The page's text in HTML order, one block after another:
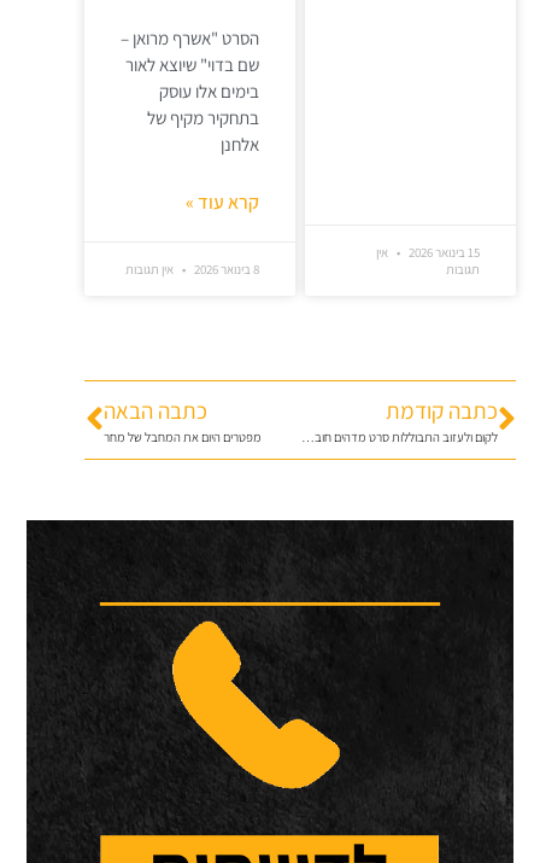
15 בינואר 2026
אין
תגובות
הסרט "אשרף מרואן –
שם בדוי" שיוצא לאור
בימים אלו עוסק
בתחקיר מקיף של
אלחנן
קרא עוד »
8 בינואר 2026 אין תגובות
כתבה קודמת
לקום ולעזוב התבוללות סרט מדהים חובה על כל יהודי ויהודיה
כתבה הבאה
מפטרים היום את המחבל של מחר